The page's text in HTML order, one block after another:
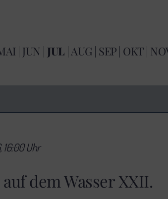
| JUN | JUL |AUG | SEP| OKT|
dem Wasser XXII.
16:00 Uhr